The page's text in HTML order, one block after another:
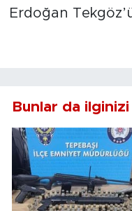
Erdoğan
Bunlar da